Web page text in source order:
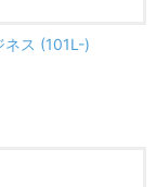
ネス (101L-)